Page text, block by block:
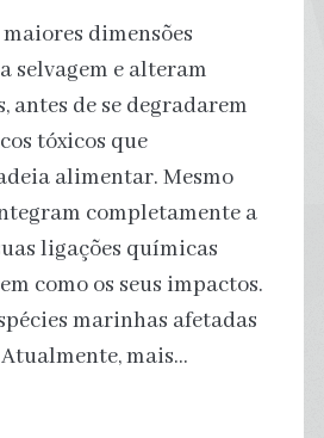
dimensões
selvagem e alteram
antes de se degradarem
tóxicos que
alimentar. Mesmo
completamente a
ligações químicas
como os seus impactos.
marinhas afetadas
mais…